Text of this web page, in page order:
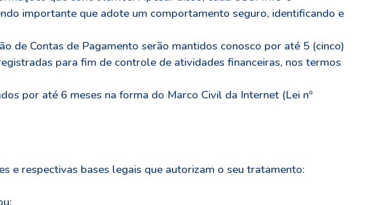
importante que adote um comportamento seguro, identificando e
de Contas de Pagamento serão mantidos conosco por até 5 (cinco)
para fim de controle de atividades financeiras, nos termos
por até 6 meses na forma do Marco Civil da Internet (Lei nº
e respectivas bases legais que autorizam o seu tratamento: